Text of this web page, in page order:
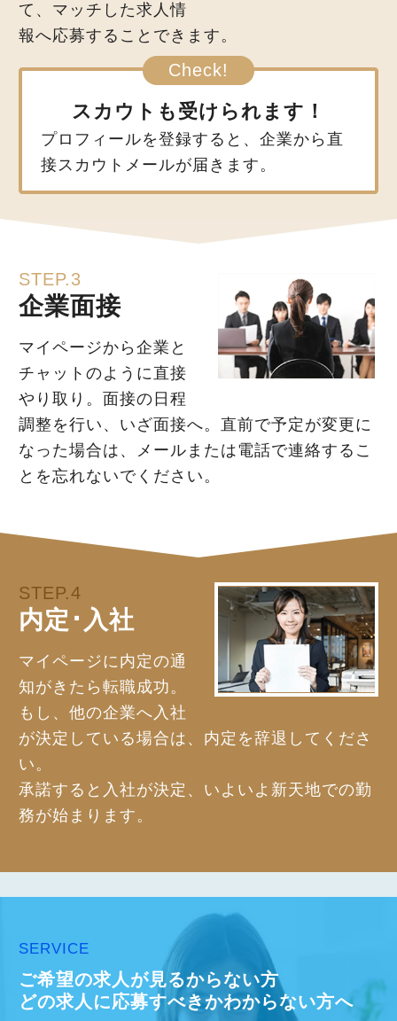
て、マッチした求人情
報へ応募することできます。
スカウトも受けられます！
プロフィールを登録すると、企業から直
接スカウトメールが届きます。
STEP.3
企業面接
マイページから企業と
チャットのように直接
やり取り。面接の日程
調整を行い、いざ面接へ。直前で予定が変更に
なった場合は、メールまたは電話で連絡するこ
とを忘れないでください。
STEP.4
内定･入社
マイページに内定の通
知がきたら転職成功。
もし、他の企業へ入社
が決定している場合は、内定を辞退してくださ
い。
承諾すると入社が決定、いよいよ新天地での勤
務が始まります。
SERVICE
ご希望の求人が見るからない方
どの求人に応募すべきかわからない方へ